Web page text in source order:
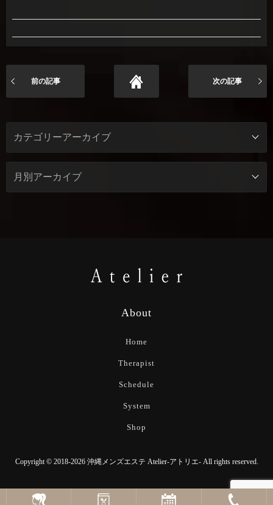
前の記事 次の記事
About
Home
Therapist
Schedule
System
Shop
Copyright © 2018-2026 沖縄メンズエステ Atelier-アトリエ- All rights reserved.